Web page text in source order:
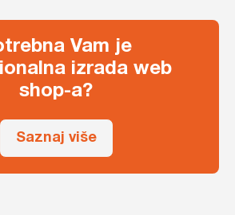
Vam je
izrada web
shop-a?
Saznaj više